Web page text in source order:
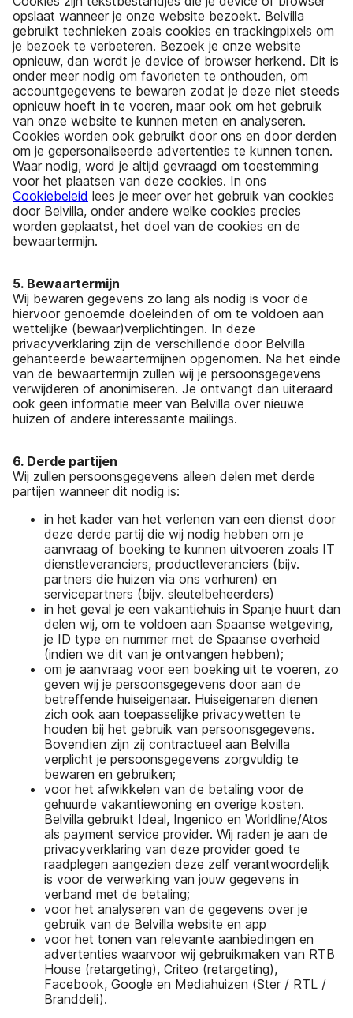
opslaat wanneer je onze website bezoekt. Belvilla
gebruikt technieken zoals cookies en trackingpixels om
je bezoek te verbeteren. Bezoek je onze website
opnieuw, dan wordt je device of browser herkend. Dit is
onder meer nodig om favorieten te onthouden, om
accountgegevens te bewaren zodat je deze niet steeds
opnieuw hoeft in te voeren, maar ook om het gebruik
van onze website te kunnen meten en analyseren.
Cookies worden ook gebruikt door ons en door derden
om je gepersonaliseerde advertenties te kunnen tonen.
Waar nodig, word je altijd gevraagd om toestemming
voor het plaatsen van deze cookies. In ons
Cookiebeleid lees je meer over het gebruik van cookies
door Belvilla, onder andere welke cookies precies
worden geplaatst, het doel van de cookies en de
bewaartermijn.
5. Bewaartermijn
Wij bewaren gegevens zo lang als nodig is voor de
hiervoor genoemde doeleinden of om te voldoen aan
wettelijke (bewaar)verplichtingen. In deze
privacyverklaring zijn de verschillende door Belvilla
gehanteerde bewaartermijnen opgenomen. Na het einde
van de bewaartermijn zullen wij je persoonsgegevens
verwijderen of anonimiseren. Je ontvangt dan uiteraard
ook geen informatie meer van Belvilla over nieuwe
huizen of andere interessante mailings.
6. Derde partijen
Wij zullen persoonsgegevens alleen delen met derde
partijen wanneer dit nodig is:
in het kader van het verlenen van een dienst door
deze derde partij die wij nodig hebben om je
aanvraag of boeking te kunnen uitvoeren zoals IT
dienstleveranciers, productleveranciers (bijv.
partners die huizen via ons verhuren) en
servicepartners (bijv. sleutelbeheerders)
in het geval je een vakantiehuis in Spanje huurt dan
delen wij, om te voldoen aan Spaanse wetgeving,
je ID type en nummer met de Spaanse overheid
(indien we dit van je ontvangen hebben);
om je aanvraag voor een boeking uit te voeren, zo
geven wij je persoonsgegevens door aan de
betreffende huiseigenaar. Huiseigenaren dienen
zich ook aan toepasselijke privacywetten te
houden bij het gebruik van persoonsgegevens.
Bovendien zijn zij contractueel aan Belvilla
verplicht je persoonsgegevens zorgvuldig te
bewaren en gebruiken;
voor het afwikkelen van de betaling voor de
gehuurde vakantiewoning en overige kosten.
Belvilla gebruikt Ideal, Ingenico en Worldline/Atos
als payment service provider. Wij raden je aan de
privacyverklaring van deze provider goed te
raadplegen aangezien deze zelf verantwoordelijk
is voor de verwerking van jouw gegevens in
verband met de betaling;
voor het analyseren van de gegevens over je
gebruik van de Belvilla website en app
voor het tonen van relevante aanbiedingen en
advertenties waarvoor wij gebruikmaken van RTB
House (retargeting), Criteo (retargeting),
Facebook, Google en Mediahuizen (Ster / RTL /
Branddeli).